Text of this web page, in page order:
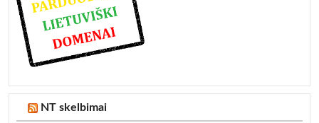
NT skelbimai